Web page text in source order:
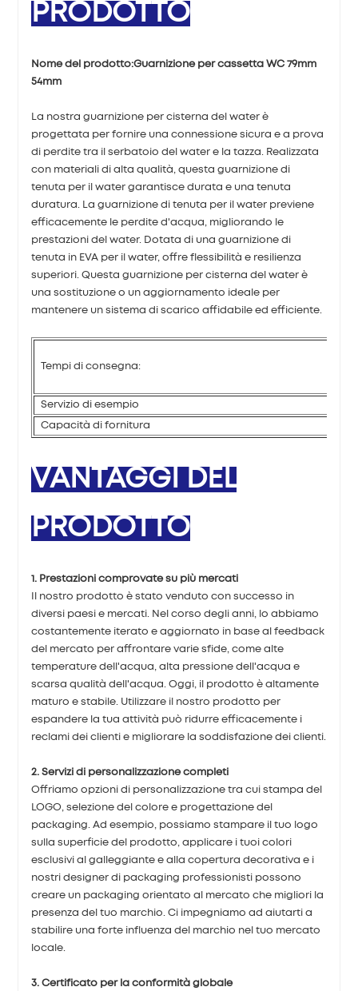
PRODOTTO
Nome del prodotto:Guarnizione per cassetta WC 79mm
54mm
La nostra guarnizione per cisterna del water è
progettata per fornire una connessione sicura e a prova
di perdite tra il serbatoio del water e la tazza. Realizzata
con materiali di alta qualità, questa guarnizione di
tenuta per il water garantisce durata e una tenuta
duratura. La guarnizione di tenuta per il water previene
efficacemente le perdite d'acqua, migliorando le
prestazioni del water. Dotata di una guarnizione di
tenuta in EVA per il water, offre flessibilità e resilienza
superiori. Questa guarnizione per cisterna del water è
una sostituzione o un aggiornamento ideale per
mantenere un sistema di scarico affidabile ed efficiente.
Tempi di consegna:
Servizio di esempio
Capacità di fornitura
VANTAGGI DEL
PRODOTTO
1. Prestazioni comprovate su più mercati
Il nostro prodotto è stato venduto con successo in
diversi paesi e mercati. Nel corso degli anni, lo abbiamo
costantemente iterato e aggiornato in base al feedback
del mercato per affrontare varie sfide, come alte
temperature dell'acqua, alta pressione dell'acqua e
scarsa qualità dell'acqua. Oggi, il prodotto è altamente
maturo e stabile. Utilizzare il nostro prodotto per
espandere la tua attività può ridurre efficacemente i
reclami dei clienti e migliorare la soddisfazione dei clienti.
2. Servizi di personalizzazione completi
Offriamo opzioni di personalizzazione tra cui stampa del
LOGO, selezione del colore e progettazione del
packaging. Ad esempio, possiamo stampare il tuo logo
sulla superficie del prodotto, applicare i tuoi colori
esclusivi al galleggiante e alla copertura decorativa e i
nostri designer di packaging professionisti possono
creare un packaging orientato al mercato che migliori la
presenza del tuo marchio. Ci impegniamo ad aiutarti a
stabilire una forte influenza del marchio nel tuo mercato
locale.
3. Certificato per la conformità globale